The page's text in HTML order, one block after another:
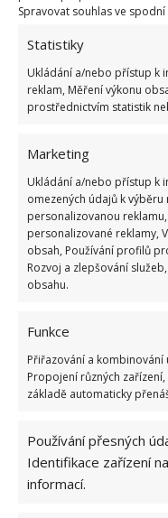
Spravovat souhlas ve
Statistiky
Ukládání a/nebo přístup k
reklam, Měření výkonu
prostřednictvím statistik
Marketing
Ukládání a/nebo přístup k
omezených údajů k
personalizovanou
personalizované reklamy,
obsah, Používání profilů
Rozvoj a zlepšování
obsahu.
Funkce
Přiřazování a
Propojení různých
základě automaticky
Používání přesných
Identifikace zařízení
informací.
Hnědnutí podporuje
jednotlivých větví.
projeví, pokud
plotu. Stromy rostou
navzájem okrádají
Umístěním rostlin
promíchání jejich
oslabuje. Jsou pak
jako živé ploty,
Zdroj: